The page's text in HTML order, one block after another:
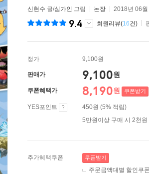
신현수 글/심가인 그림 논장 2018년 06월
9.4 회원리뷰(16건)
정가 9,100원
판매가 9,100원
쿠폰혜택가 8,190원 쿠폰받기
YES포인트
450원 (5% 적립)
5만원이상 구매 시 2천원
추가혜택쿠폰 쿠폰받기
주문금액대별 할인쿠폰